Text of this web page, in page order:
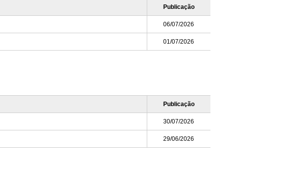
Publicação
06/07/2026
01/07/2026
Publicação
30/07/2026
29/06/2026